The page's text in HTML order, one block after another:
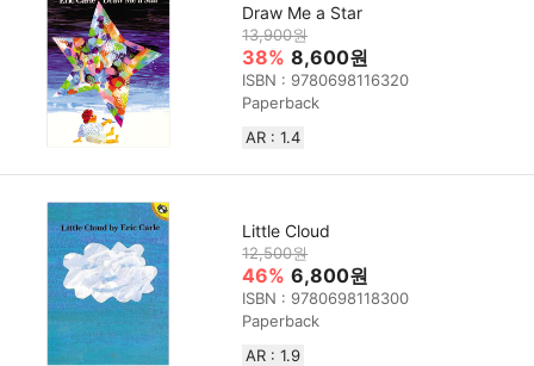
Draw Me a Star
13,900원
38% 8,600원
ISBN : 9780698116320
Paperback
AR : 1.4
Little Cloud
12,500원
46% 6,800원
ISBN : 9780698118300
Paperback
AR : 1.9